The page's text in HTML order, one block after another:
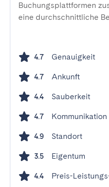
Buchungsplattformen
eine durchschnittliche
4.7 Genauigkeit
4.7 Ankunft
4.4 Sauberkeit
4.7 Kommunikation
4.9 Standort
3.5 Eigentum
4.4 Preis-